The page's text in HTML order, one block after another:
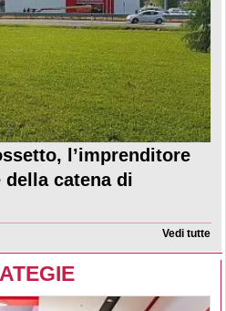
l’imprenditore
catena di
Vedi tutte